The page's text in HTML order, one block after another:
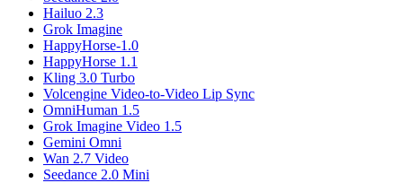
Hailuo 2.3
Grok Imagine
HappyHorse-1.0
HappyHorse 1.1
Kling 3.0 Turbo
Volcengine Video-to-Video Lip Sync
OmniHuman 1.5
Grok Imagine Video 1.5
Gemini Omni
Wan 2.7 Video
Seedance 2.0 Mini